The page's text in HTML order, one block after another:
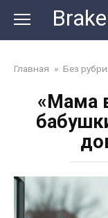
content
Главная » Без
«Мама